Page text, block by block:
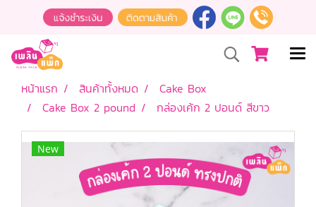
หน้าแรก สินค้าทั้งหมด
Cake Box
Cake Box 2 pound
กล่องเค้ก 2 ปอนด์ สีขาว
New